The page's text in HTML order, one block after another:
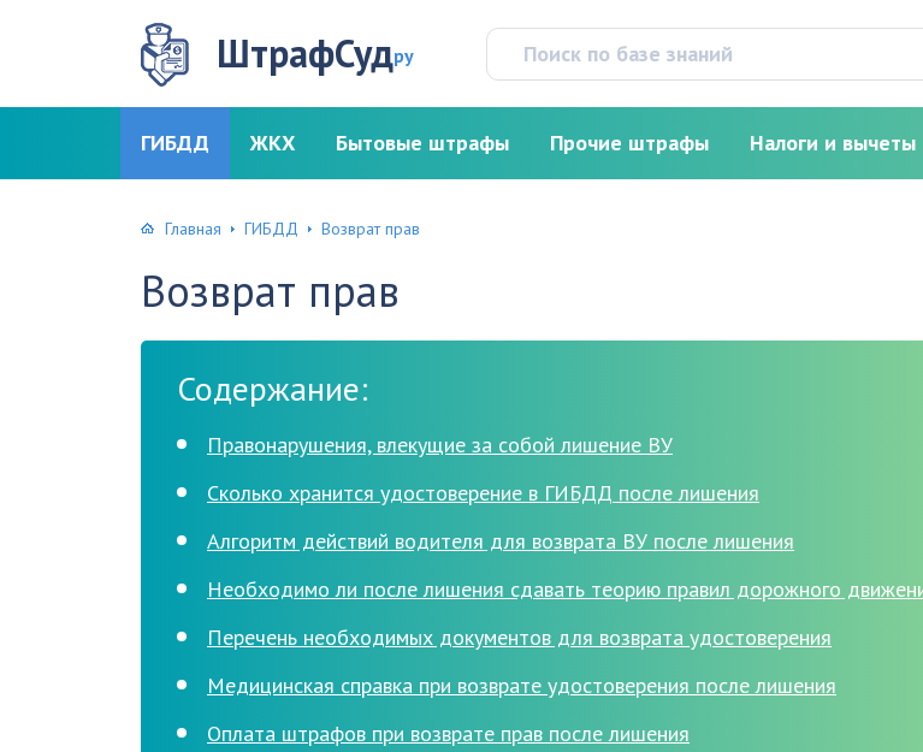
ШтрафСудру
ГИБДД ЖКХ Бытовые штрафы Прочие штрафы Налоги и вычеты
Главная ГИБДД Возврат прав
Возврат прав
Содержание:
Правонарушения, влекущие за собой лишение ВУ
Сколько хранится удостоверение в ГИБДД после лишения
Алгоритм действий водителя для возврата ВУ после лишения
Необходимо ли после лишения сдавать теорию правил дорожного
Перечень необходимых документов для возврата удостоверения
Медицинская справка при возврате удостоверения после лишения
Оплата штрафов при возврате прав после лишения